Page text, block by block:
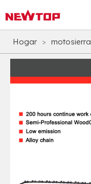
Hogar > motosierra